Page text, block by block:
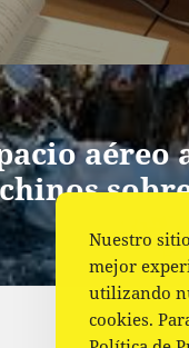
aéreo
Nuestro
mejor
utilizando
cookies.